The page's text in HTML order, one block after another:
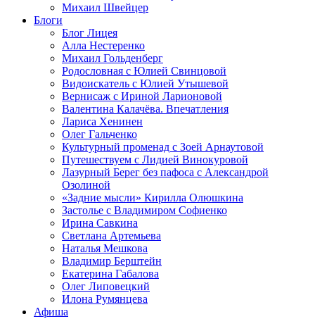
Михаил Швейцер
Блоги
Блог Лицея
Алла Нестеренко
Михаил Гольденберг
Родословная с Юлией Свинцовой
Видоискатель с Юлией Утышевой
Вернисаж с Ириной Ларионовой
Валентина Калачёва. Впечатления
Лариса Хенинен
Олег Гальченко
Культурный променад с Зоей Арнаутовой
Путешествуем с Лидией Винокуровой
Лазурный Берег без пафоса с Александрой
Озолиной
«Задние мысли» Кирилла Олюшкина
Застолье с Владимиром Софиенко
Ирина Савкина
Светлана Артемьева
Наталья Мешкова
Владимир Берштейн
Екатерина Габалова
Олег Липовецкий
Илона Румянцева
Афиша